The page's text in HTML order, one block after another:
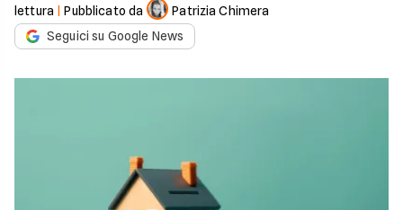
lettura |Pubblicato da
Patrizia Chimera
Seguici su Google News